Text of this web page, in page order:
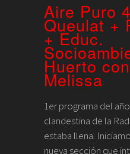
Aire Puro
Queulat +
+ Educ.
Huerto con
Melissa
1er programa del
clandestina de la
estaba llena.
nueva sección que